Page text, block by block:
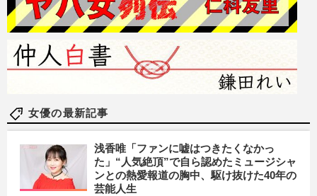
女優の最新記事
浅香唯「ファンに嘘はつきたくなかっ
た」“人気絶頂”で自ら認めたミュージシャ
ンとの熱愛報道の胸中、駆け抜けた40年の
芸能人生